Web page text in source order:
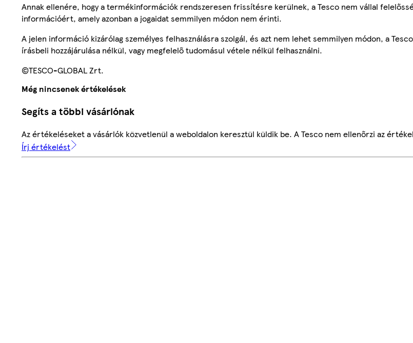
Annak ellenére, hogy a termékinformációk rendszeresen frissítésre kerülnek, a Tesco nem vállal
információért, amely azonban a jogaidat semmilyen módon nem érinti.
A jelen információ kizárólag személyes felhasználásra szolgál, és azt nem lehet semmilyen módon, a
írásbeli hozzájárulása nélkül, vagy megfelelő tudomásul vétele nélkül felhasználni.
©TESCO-GLOBAL Zrt.
Még nincsenek értékelések
Segíts a többi vásárlónak
Az értékeléseket a vásárlók közvetlenül a weboldalon keresztül küldik be. A Tesco nem ellenőrzi az
Írj értékelést